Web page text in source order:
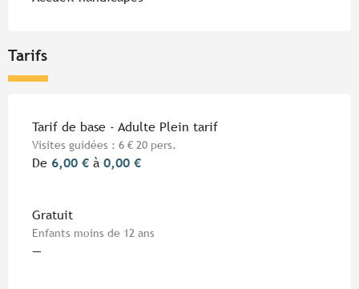
Tarifs
Tarifs 2026
Tarif de base - Adulte Plein tarif
Visites guidées : 6 € 20 pers.
De 6,00 € à 0,00 €
Gratuit
Enfants moins de 12 ans
—